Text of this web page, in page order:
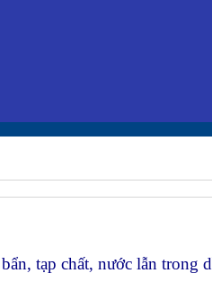
tạp chất, nước lẫn trong